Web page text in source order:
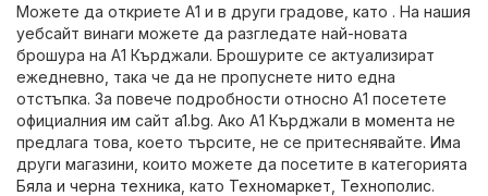
Можете да откриете A1 и в други градове, като . На нашия
уебсайт винаги можете да разгледате най-новата
брошура на A1 Кърджали. Брошурите се актуализират
ежедневно, така че да не пропуснете нито една
отстъпка. За повече подробности относно A1 посетете
официалния им сайт a1.bg. Ако A1 Кърджали в момента не
предлага това, което търсите, не се притеснявайте. Има
други магазини, които можете да посетите в категорията
Бяла и черна техника , като Техномаркет Технополис.